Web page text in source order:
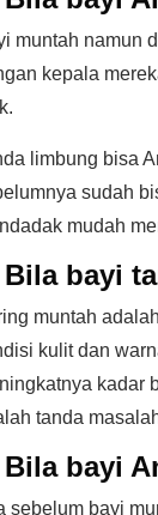
muntah namun
kepala
limbung bisa
sudah
mudah
Bila bayi
muntah
kulit dan
kadar
tanda
Bila bayi
sebelum bayi